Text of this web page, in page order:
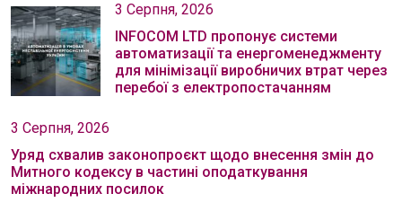
3 Серпня, 2026
INFOCOM LTD пропонує системи
автоматизації та енергоменеджменту
для мінімізації виробничих втрат через
перебої з електропостачанням
3 Серпня, 2026
Уряд схвалив законопроєкт щодо внесення змін до
Митного кодексу в частині оподаткування
міжнародних посилок